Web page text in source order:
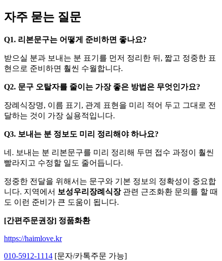
자주 묻는 질문
Q1. 리본문구는 어떻게 준비하면 좋나요?
받으실 분과 보내는 분 표기를 먼저 정리한 뒤, 짧고 정중한 표
현으로 준비하면 훨씬 수월합니다.
Q2. 문구 오탈자를 줄이는 가장 좋은 방법은 무엇인가요?
장례식장명, 이름 표기, 관계 표현을 미리 적어 두고 그대로 전
달하는 것이 가장 실용적입니다.
Q3. 보내는 분 정보도 미리 정리해야 하나요?
네. 보내는 분 리본문구를 미리 정리해 두면 접수 과정이 훨씬
빨라지고 수정할 일도 줄어듭니다.
정중한 전달을 위해서는 문구와 기본 정보의 정확성이 중요합
니다. 지역에서 보성우리장례식장관련 근조화환 문의를 할 때
도 이런 준비가 큰 도움이 됩니다.
[간편주문권장] 정품화환
https://haimlove.kr
010-5912-1114 [문자/카톡주문 가능]